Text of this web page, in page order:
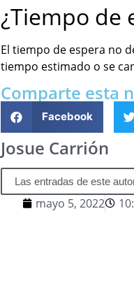
¿Tiempo de
El tiempo de espera no
tiempo estimado o se
Comparte esta
Facebook
Josue Carrión
Las entradas de este
mayo 5, 2022